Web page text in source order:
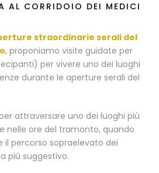
AL CORRIDOIO DEI MEDICI
straordinarie serali del
, proponiamo visite guidate per
per vivere uno dei luoghi
durante le aperture serali del
attraversare uno dei luoghi più
nelle ore del tramonto, quando
percorso sopraelevato dei
più suggestivo.